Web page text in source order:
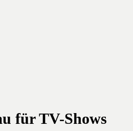
für TV-Shows